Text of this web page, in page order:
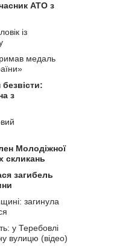
АТО з
із
медаль
з
Молодіжної
скликань
загибель
загинула
у Теребовлі
вулицю (відео)